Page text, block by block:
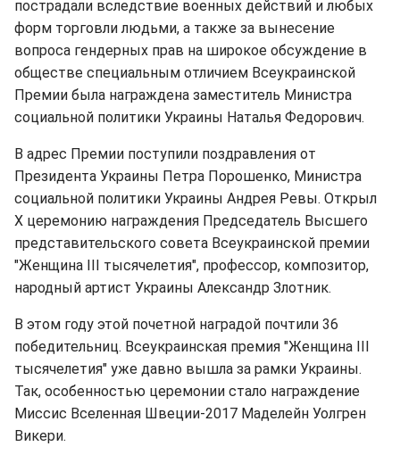
пострадали вследствие военных действий и любых
форм торговли людьми, а также за вынесение
вопроса гендерных прав на широкое обсуждение в
обществе специальным отличием Всеукраинской
Премии была награждена заместитель Министра
социальной политики Украины Наталья Федорович.
В адрес Премии поступили поздравления от
Президента Украины Петра Порошенко, Министра
социальной политики Украины Андрея Ревы. Открыл
Х церемонию награждения Председатель Высшего
представительского совета Всеукраинской премии
"Женщина ІІІ тысячелетия", профессор, композитор,
народный артист Украины Александр Злотник.
В этом году этой почетной наградой почтили 36
победительниц. Всеукраинская премия "Женщина ІІІ
тысячелетия" уже давно вышла за рамки Украины.
Так, особенностью церемонии стало награждение
Миссис Вселенная Швеции-2017 Маделейн Уолгрен
Викери.